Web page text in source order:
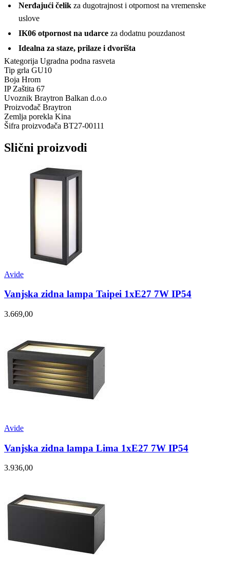
Nerđajući čelik za dugotrajnost i otpornost na vremenske
uslove
IK06 otpornost na udarce za dodatnu pouzdanost
Idealna za staze, prilaze i dvorišta
Kategorija Ugradna podna rasveta
Tip grla GU10
Boja Hrom
IP Zaštita 67
Uvoznik Braytron Balkan d.o.o
Proizvođač Braytron
Zemlja porekla Kina
Šifra proizvođača BT27-00111
Slični proizvodi
Avide
Vanjska zidna lampa Taipei 1xE27 7W IP54
3.669,00
Avide
Vanjska zidna lampa Lima 1xE27 7W IP54
3.936,00